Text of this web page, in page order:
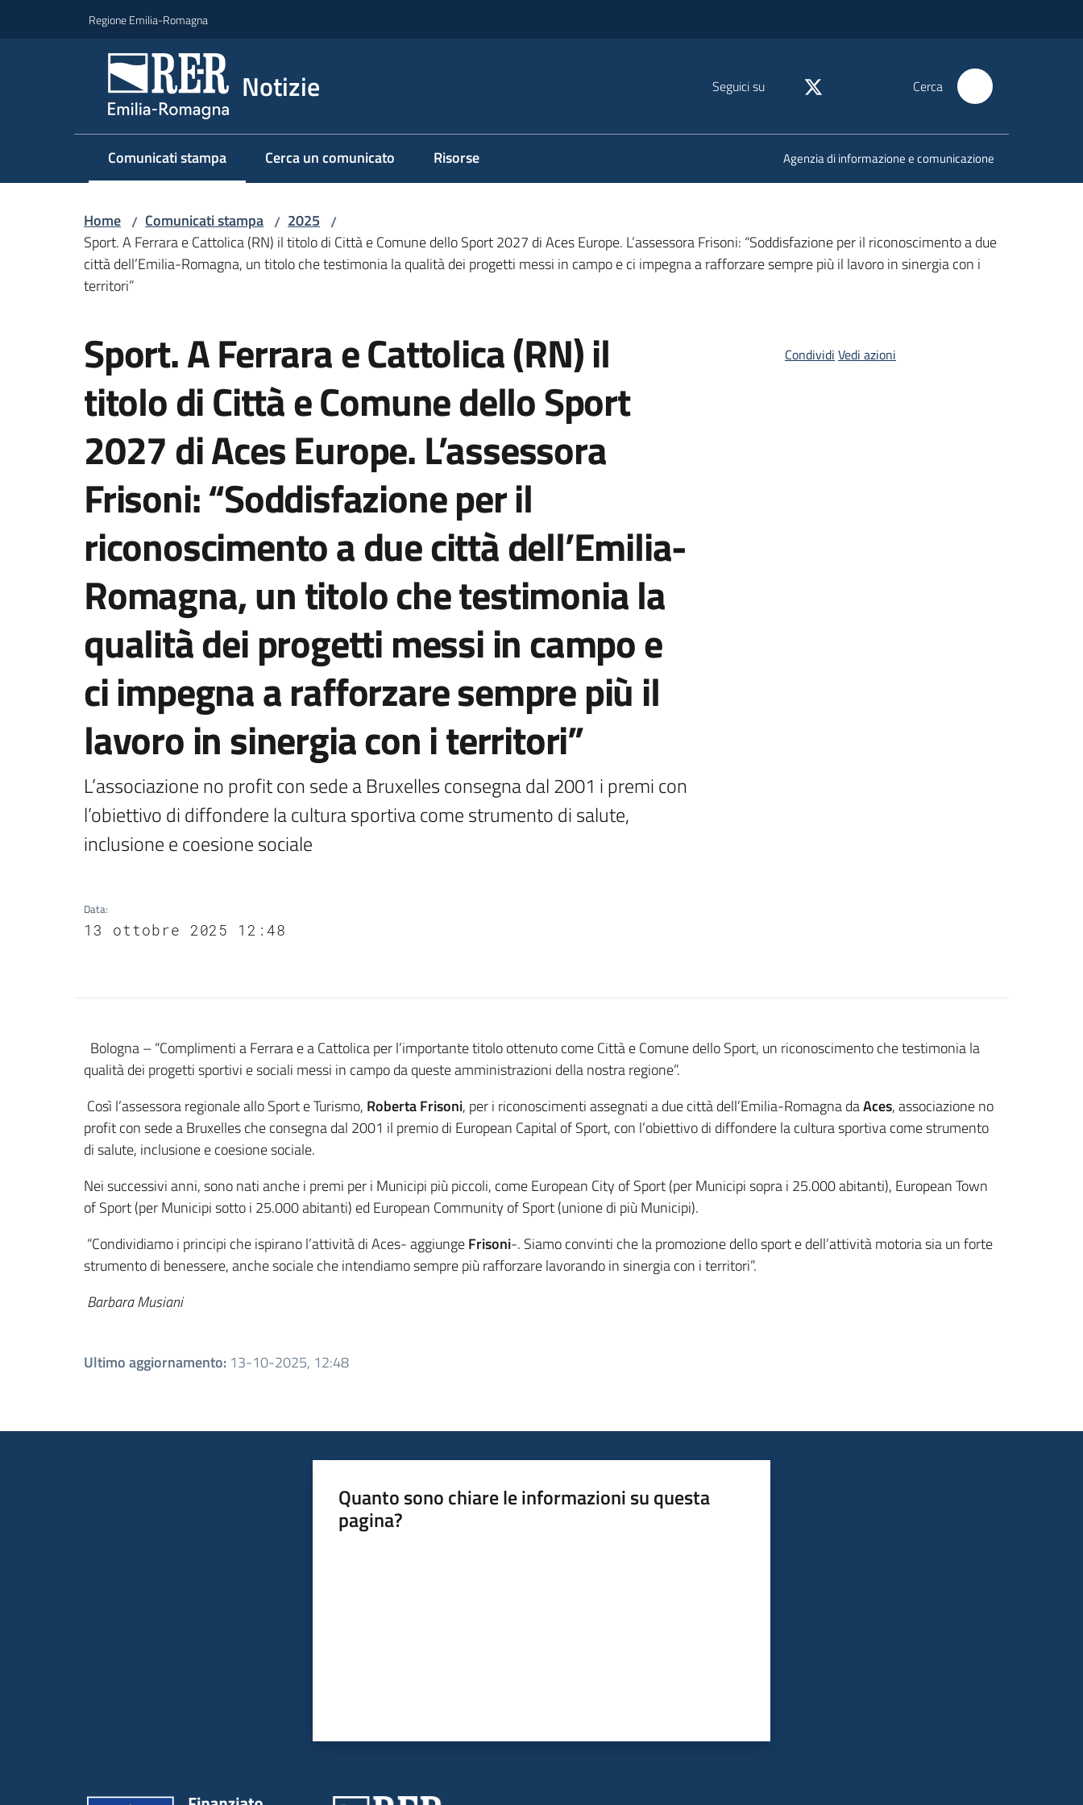
Regione Emilia-Romagna
Notizie Seguici su Cerca
Comunicati stampa
Menu selezionato Cerca un comunicato Risorse Agenzia di informazione e comunicazione
Home / Comunicati stampa / 2025 /
Sport. A Ferrara e Cattolica (RN) il titolo di Città e Comune dello Sport 2027 di Aces Europe. L’assessora Frisoni: “Soddisfazione per il riconoscimento a due
città dell’Emilia-Romagna, un titolo che testimonia la qualità dei progetti messi in campo e ci impegna a rafforzare sempre più il lavoro in sinergia con i
territori”
Sport. A Ferrara e Cattolica (RN) il
titolo di Città e Comune dello Sport
2027 di Aces Europe. L’assessora
Frisoni: “Soddisfazione per il
riconoscimento a due città dell’Emilia-
Romagna, un titolo che testimonia la
qualità dei progetti messi in campo e
ci impegna a rafforzare sempre più il
lavoro in sinergia con i territori”
L’associazione no profit con sede a Bruxelles consegna dal 2001 i premi con
l’obiettivo di diffondere la cultura sportiva come strumento di salute,
inclusione e coesione sociale
Data:
13 ottobre 2025 12:48
Condividi Vedi azioni
Contenuto
Bologna – “Complimenti a Ferrara e a Cattolica per l’importante titolo ottenuto come Città e Comune dello Sport, un riconoscimento che testimonia la
qualità dei progetti sportivi e sociali messi in campo da queste amministrazioni della nostra regione”.
Così l’assessora regionale allo Sport e Turismo, Roberta Frisoni, per i riconoscimenti assegnati a due città dell’Emilia-Romagna daAces, associazione no
profit con sede a Bruxelles che consegna dal 2001 il premio di European Capital of Sport, con l’obiettivo di diffondere la cultura sportiva come strumento
di salute, inclusione e coesione sociale.
Nei successivi anni, sono nati anche i premi per i Municipi più piccoli, come European City of Sport (per Municipi sopra i 25.000 abitanti), European Town
of Sport (per Municipi sotto i 25.000 abitanti) ed European Community of Sport (unione di più Municipi).
“Condividiamo i principi che ispirano l’attività di Aces- aggiungeFrisoni-. Siamo convinti che la promozione dello sport e dell’attività motoria sia un forte
strumento di benessere, anche sociale che intendiamo sempre più rafforzare lavorando in sinergia con i territori”.
Barbara Musiani
Ultimo aggiornamento: 13-10-2025, 12:48
Quanto sono chiare le informazioni su questa
pagina?